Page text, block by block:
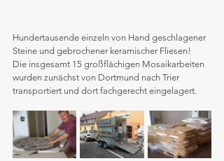
Hundertausende einzeln von Hand geschlagener
Steine und gebrochener keramischer Fliesen!
Die insgesamt 15 großflächigen Mosaikarbeiten
wurden zunächst von Dortmund nach Trier
transportiert und dort fachgerecht eingelagert.